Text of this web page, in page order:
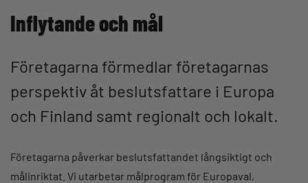
Inflytande och mål
Företagarna förmedlar företagarnas
perspektiv åt beslutsfattare i Europa
och Finland samt regionalt och lokalt.
Företagarna påverkar beslutsfattandet långsiktigt och
målinriktat. Vi utarbetar målprogram för Europaval,